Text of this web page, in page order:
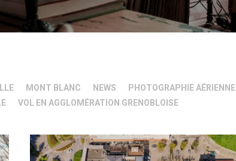
MONT BLANC NEWS
PHOTOGRAPHIE AÉRIENNE
VOL EN AGGLOMÉRATION GRENOBLOISE